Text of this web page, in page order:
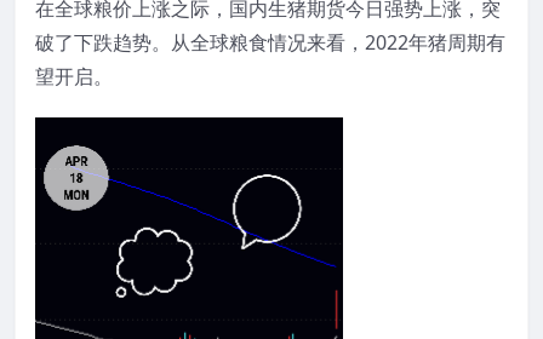
在全球粮价上涨之际，国内生猪期货今日强势上涨，突
破了下跌趋势。从全球粮食情况来看，2022年猪周期有
望开启。